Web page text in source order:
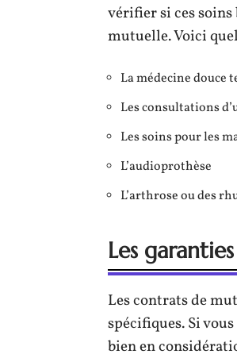
vérifier si ces
mutuelle. Voici
La médecine douce
Les consultations
Les soins pour les
L’audioprothèse
L’arthrose ou des
Les
Les contrats de
spécifiques. Si
bien en